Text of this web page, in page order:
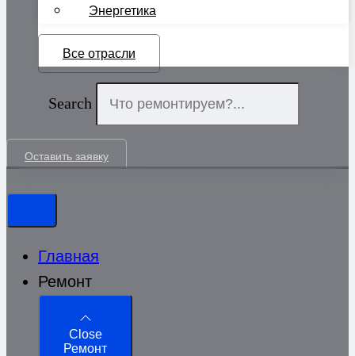
Энергетика
Все отрасли
Search
Оставить заявку
Главная
Ремонт
Close
Ремонт